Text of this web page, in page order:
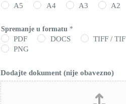
A5 A4 A3 A2
Spremanje u formatu *
PDF DOCS TIFF / TIF
PNG
b
a
v
e
Dodajte dokument (nije obavezno)